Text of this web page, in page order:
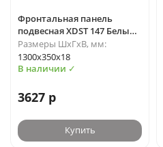
Фронтальная панель
подвесная XDST 147 Белый/
Белый 1300х350х18 XTEN-S
Размеры ШхГхВ, мм:
1300х350х18
В наличии ✓
3627 р
Купить